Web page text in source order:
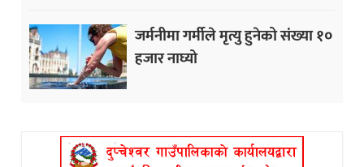
जर्मनीमा गर्मीले मृत्यु हुनेको संख्या १०
हजार नाघ्यो